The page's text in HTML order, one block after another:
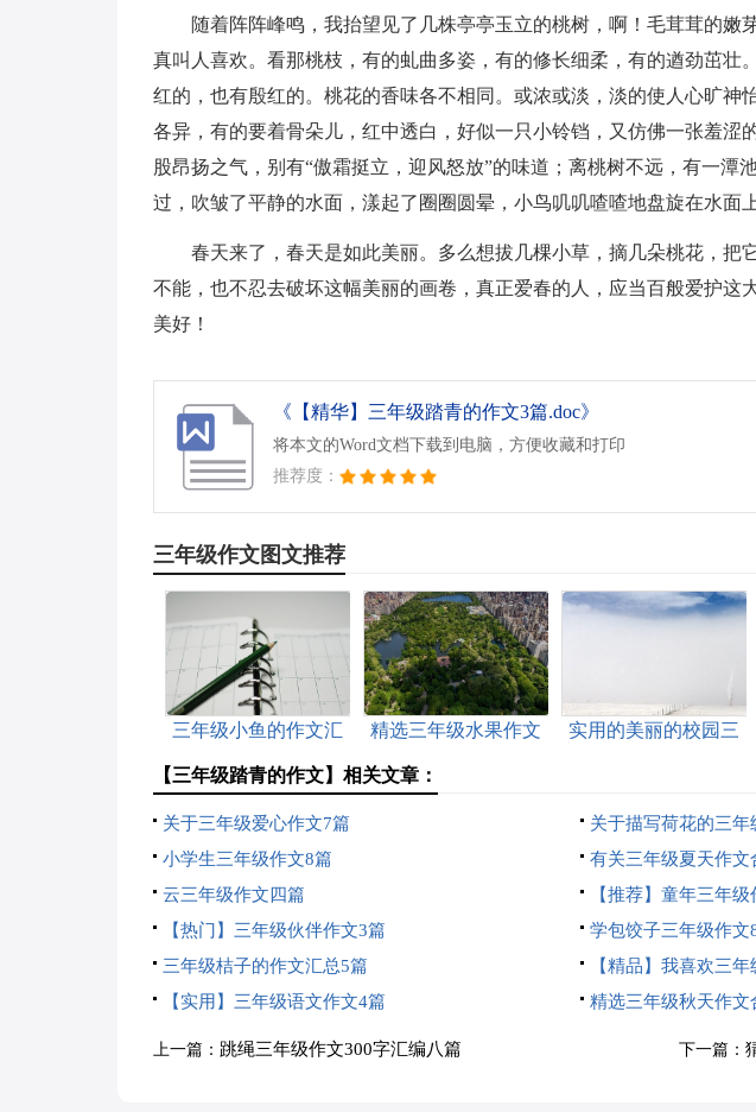
随着阵阵峰鸣，我抬望见了几株亭亭玉立的桃树，啊！毛茸茸的嫩
真叫人喜欢。看那桃枝，有的虬曲多姿，有的修长细柔，有的遒劲茁壮
红的，也有殷红的。桃花的香味各不相同。或浓或淡，淡的使人心旷神
各异，有的要着骨朵儿，红中透白，好似一只小铃铛，又仿佛一张羞涩
股昂扬之气，别有“傲霜挺立，迎风怒放”的味道；离桃树不远，有一潭
过，吹皱了平静的水面，漾起了圈圈圆晕，小鸟叽叽喳喳地盘旋在水面
春天来了，春天是如此美丽。多么想拔几棵小草，摘几朵桃花，把
不能，也不忍去破坏这幅美丽的画卷，真正爱春的人，应当百般爱护这
美好！
《【精华】三年级踏青的作文3篇.doc》
将本文的Word文档下载到电脑，方便收藏和打印
推荐度：
三年级作文图文推荐
三年级小鱼的作文汇
精选三年级水果作文
实用的美丽的校园三
【三年级踏青的作文】相关文章：
关于三年级爱心作文7篇
关于描写荷花的三年
小学生三年级作文8篇
有关三年级夏天作文
云三年级作文四篇
【推荐】童年三年
【热门】三年级伙伴作文3篇
学包饺子三年级作文
三年级桔子的作文汇总5篇
【精品】我喜欢三
【实用】三年级语文作文4篇
精选三年级秋天作文
上一篇： 跳绳三年级作文300字汇编八篇 下一篇：